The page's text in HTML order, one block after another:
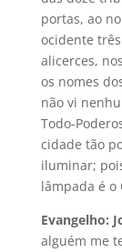
portas, ao
ocidente
alicerces,
os nomes
não vi
Todo-
cidade tão
iluminar;
lâmpada é o
Evangelho:
alguém me